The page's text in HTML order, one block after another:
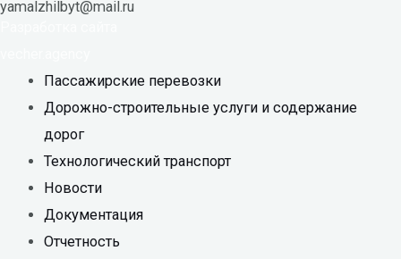
yamalzhilbyt@mail.ru
Пассажирские перевозки
Дорожно-строительные услуги и содержание
дорог
Технологический транспорт
Новости
Документация
Отчетность